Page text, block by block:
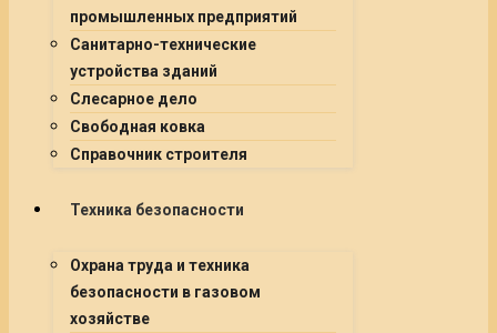
промышленных предприятий
Санитарно-технические
устройства зданий
Слесарное дело
Свободная ковка
Справочник строителя
Техника безопасности
Охрана труда и техника
безопасности в газовом
хозяйстве